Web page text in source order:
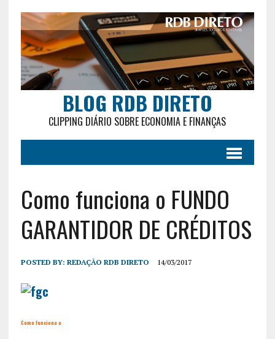
BLOG RDB DIRETO
CLIPPING DIÁRIO SOBRE ECONOMIA E FINANÇAS
Como funciona o FUNDO
GARANTIDOR DE CRÉDITOS
POSTED BY: REDAÇÃO RDB DIRETO 14/03/2017
Como funciona o